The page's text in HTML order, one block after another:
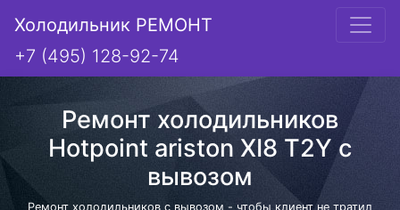
Холодильник РЕМОНТ
+7 (495) 128-92-74
Ремонт холодильников
Hotpoint ariston XI8 T2Y с
вывозом
Ремонт холодильников с вывозом - чтобы клиент не тратил